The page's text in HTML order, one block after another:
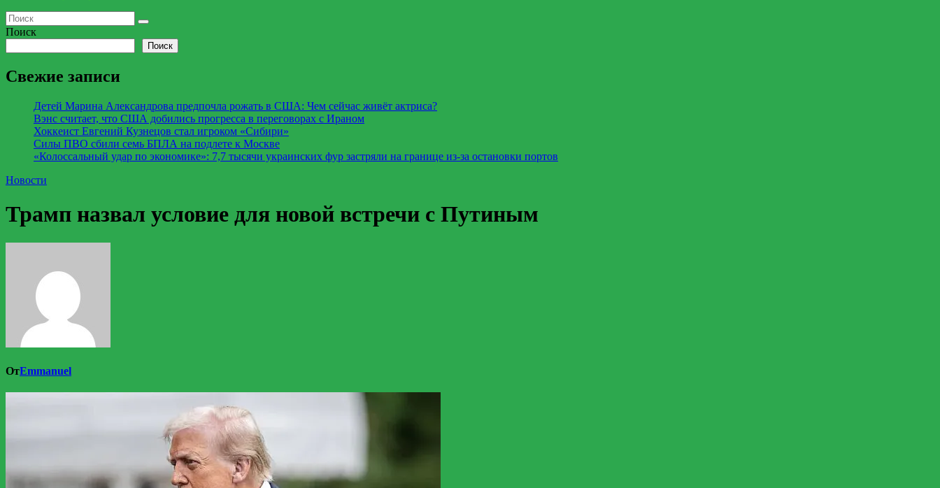
Поиск
Поиск
Свежие записи
Детей Марина Александрова предпочла рожать в США: Чем сейчас живёт актриса?
Вэнс считает, что США добились прогресса в переговорах с Ираном
Хоккеист Евгений Кузнецов стал игроком «Сибири»
Силы ПВО сбили семь БПЛА на подлете к Москве
«Колоссальный удар по экономике»: 7,7 тысячи украинских фур застряли на границе из-за остановки портов
Новости
Трамп назвал условие для новой встречи с Путиным
ОтEmmanuel